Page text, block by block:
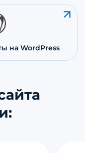
на WordPress